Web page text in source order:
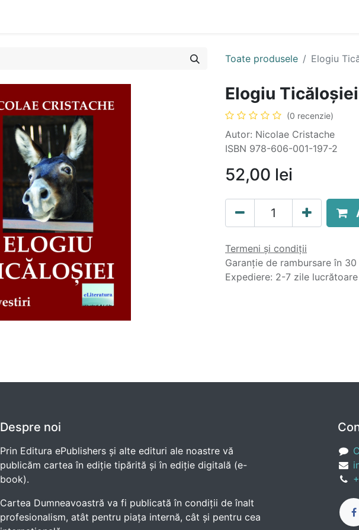
Toate produsele Elogiu
Elogiu
(0 recenzie)
Autor: Nicolae Cristache
ISBN 978-606-001-197-2
52,00 lei
Termeni și condiții
Garanție de rambursare în
Expediere: 2-7 zile lucrătoare
Despre noi
Prin Editura ePublishers și alte edituri ale noastre vă
publicăm cartea în ediție tipărită și în ediție digitală (e-
book).
Cartea Dumneavoastră va fi publicată în condiții de înalt
profesionalism, atât pentru piața internă, cât și pentru cea